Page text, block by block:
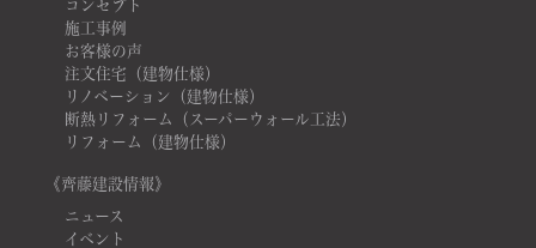
コンセプト
施工事例
お客様の声
注文住宅（建物仕様）
リノベーション（建物仕様）
断熱リフォーム（スーパーウォール工法）
リフォーム（建物仕様）
《齊藤建設情報》
ニュース
イベント